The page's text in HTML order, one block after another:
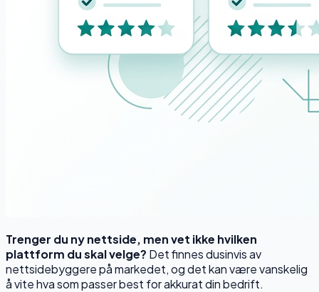
Trenger du ny nettside, men vet ikke hvilken
plattform du skal velge? Det finnes dusinvis av
nettsidebyggere på markedet, og det kan være vanskelig
å vite hva som passer best for akkurat din bedrift.